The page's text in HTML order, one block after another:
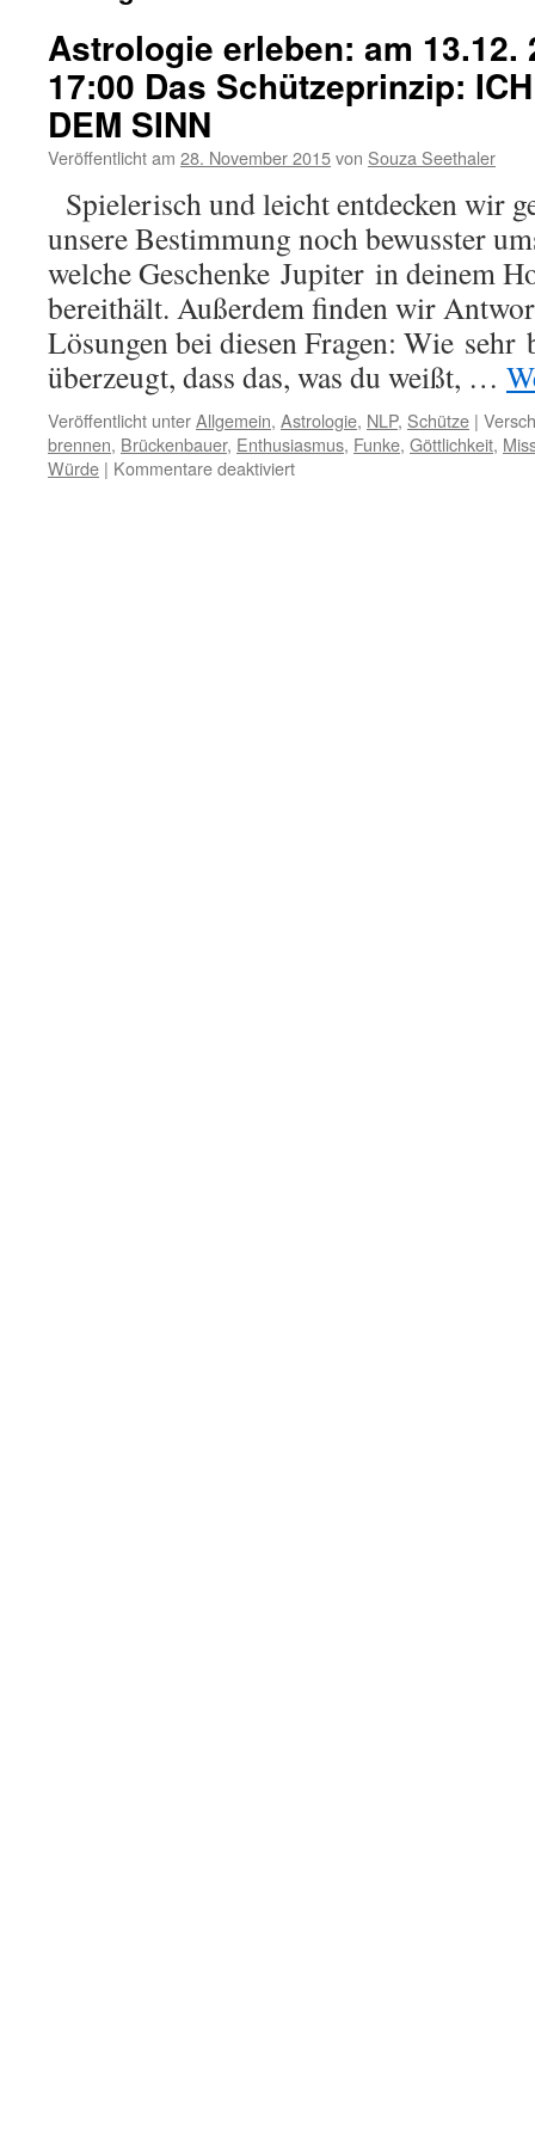
Astrologie erleben: am 13.12.
17:00 Das Schützeprinzip:
DEM SINN
Veröffentlicht am 28. November 2015von Souza Seethaler
Spielerisch und leicht entdecken wir
unsere Bestimmung noch bewusster
welche Geschenke Jupiter in deinem
bereithält. Außerdem finden wir
Lösungen bei diesen Fragen: Wie sehr
überzeugt, dass das, was du weißt, …
Veröffentlicht unterAllgemein, Astrologie, NLP, Schütze |
brennen, Brückenbauer, Enthusiasmus, Funke, Göttlichkeit,
Würde | Kommentare deaktiviertfür